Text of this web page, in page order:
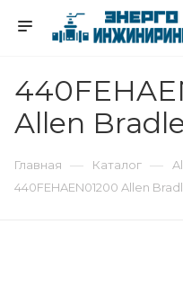
Allen
Главная — Каталог —
440FEHAEN01200 Allen